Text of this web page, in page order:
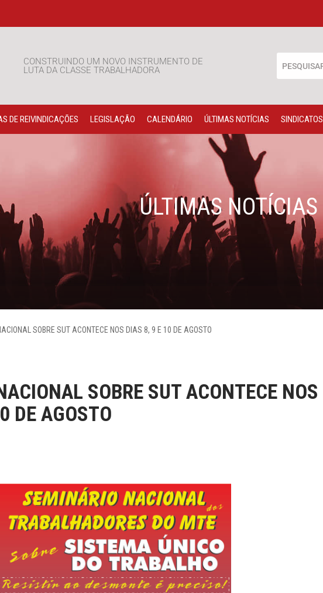
CONSTRUINDO UM NOVO INSTRUMENTO DE
LUTA DA CLASSE TRABALHADORA
DE REIVINDICAÇÕES LEGISLAÇÃO CALENDÁRIO ÚLTIMAS NOTÍCIAS SINDICATOS
ÚLTIMAS NOTÍCIAS
SOBRE SUT ACONTECE NOS DIAS 8, 9 E 10 DE AGOSTO
SOBRE SUT ACONTECE NOS
DE AGOSTO